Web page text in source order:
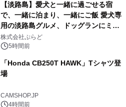
【淡路島】愛犬と一緒に過ごせる宿
で、一緒に泊まり、一緒にご飯 愛犬専
用の淡路島グルメ、ドッグランにミニ
プール グランピングとトレーラーハウ
スの2施設で
株式会社ぷらど
5時間前
「Honda CB250T HAWK」Tシャツ登
場
CAMSHOP.JP
4時間前